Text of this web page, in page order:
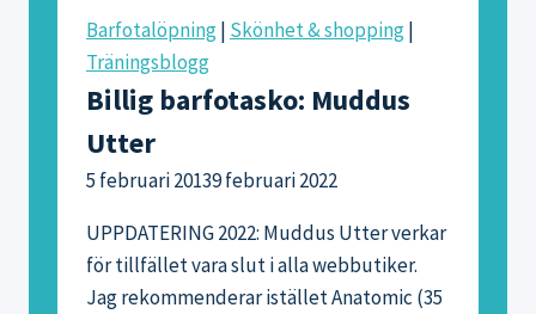
träningstights
Barfotalöpning| Skönhet & shopping|
Träningsblogg
Billig barfotasko: Muddus
Utter
5 februari 20139 februari 2022
UPPDATERING 2022: Muddus Utter verkar
för tillfället vara slut i alla webbutiker.
Jag rekommenderar istället Anatomic (35